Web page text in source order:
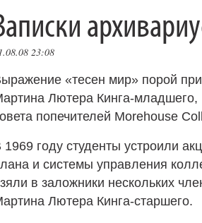
23:08
«тесен мир» порой
Лютера Кинга-
попечителей Morehouse
1969 году студенты устроили
и системы управления
в заложники нескольких
Лютера Кинга-старшего.